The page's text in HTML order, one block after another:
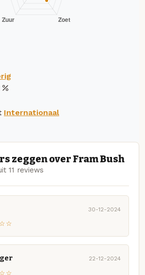
Internationaal
zeggen over Fram Bush
11 reviews
30-12-2024
22-12-2024